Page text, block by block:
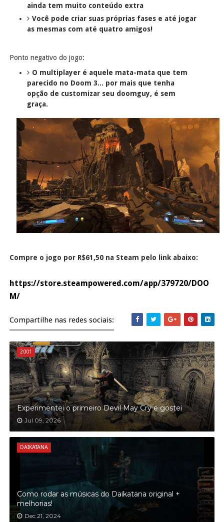
ainda tem muito conteúdo extra
Você pode criar suas próprias fases e até jogar
as mesmas com até quatro amigos!
Ponto negativo do jogo:
O multiplayer é aquele mata-mata que tem
parecido no Doom 3... por mais que tenha
opção de customizar seu doomguy, é sem
graça.
Compre o jogo por R$61,50 na Steam pelo link abaixo:
https://store.steampowered.com/app/379720/DOO
M/
Compartilhe nas redes sociais:
2001
Experimentei o primeiro Devil May Cry e gostei
Jul 09, 2026
DAIKATANA
Como rodar as músicas do Daikatana original +
melhorias!
Dec 21, 2024